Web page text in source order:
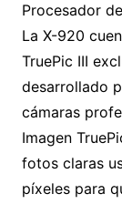
Procesador
La X-920
TruePic III
desarrollado
cámaras
Imagen
fotos claras
píxeles para